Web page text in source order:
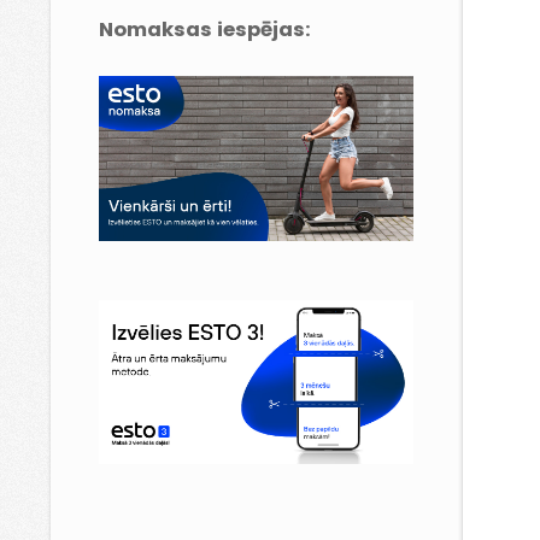
Nomaksas iespējas: